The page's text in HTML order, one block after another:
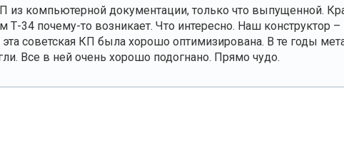
из компьютерной документации, только что выпущенной.
34 почему-то возникает. Что интересно. Наш конструктор –
эта советская КП была хорошо оптимизирована. В те годы
Все в ней очень хорошо подогнано. Прямо чудо.